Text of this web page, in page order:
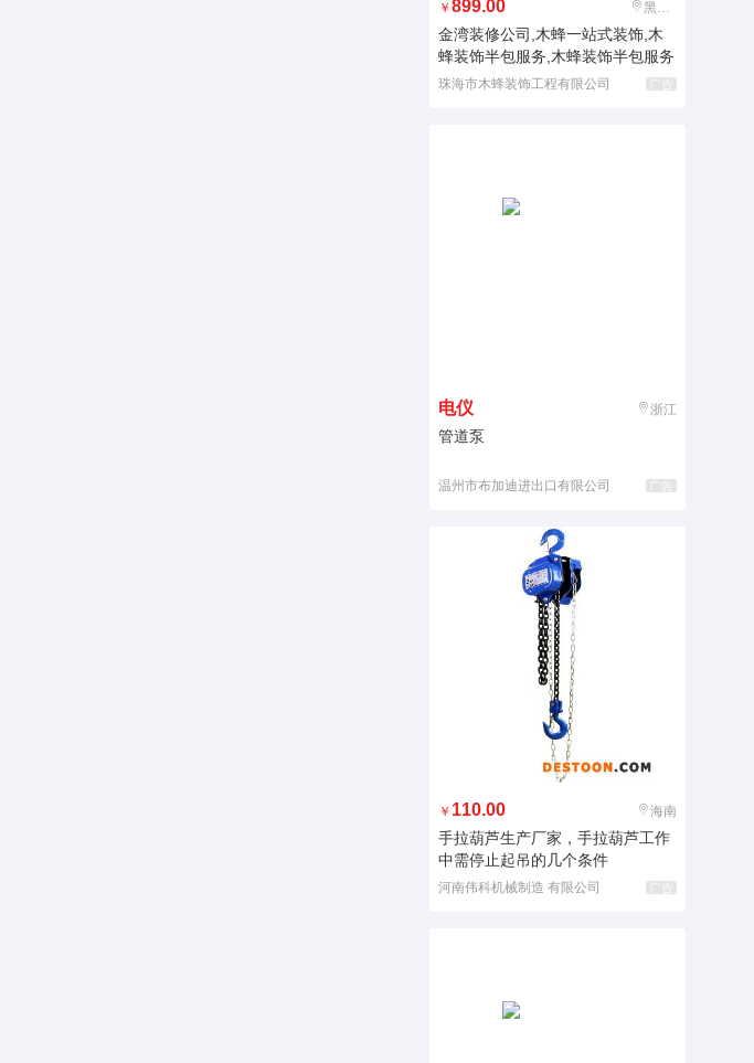
￥ 899.00 黑龙江
金湾装修公司,木蜂一站式装饰,木
蜂装饰半包服务,木蜂装饰半包服务
珠海市木蜂装饰工程有限公司 广告
电仪 浙江
管道泵
温州市布加迪进出口有限公司 广告
￥ 110.00 海南
手拉葫芦生产厂家，手拉葫芦工作
中需停止起吊的几个条件
河南伟科机械制造 有限公司 广告